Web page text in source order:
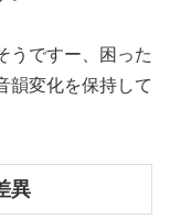
うですー、困った
韻変化を保持して
異